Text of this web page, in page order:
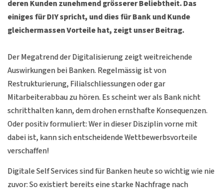
deren Kunden zunehmend grösserer Beliebtheit. Das
einiges für DIY spricht, und dies für Bank und Kunde
gleichermassen Vorteile hat, zeigt unser Beitrag.
Der Megatrend der Digitalisierung zeigt weitreichende
Auswirkungen bei Banken. Regelmässig ist von
Restrukturierung, Filialschliessungen oder gar
Mitarbeiterabbau zu hören. Es scheint wer als Bank nicht
schritthalten kann, dem drohen ernsthafte Konsequenzen.
Oder positiv formuliert: Wer in dieser Disziplin vorne mit
dabei ist, kann sich entscheidende Wettbewerbsvorteile
verschaffen!
Digitale Self Services sind für Banken heute so wichtig wie nie
zuvor: So existiert bereits eine starke Nachfrage nach